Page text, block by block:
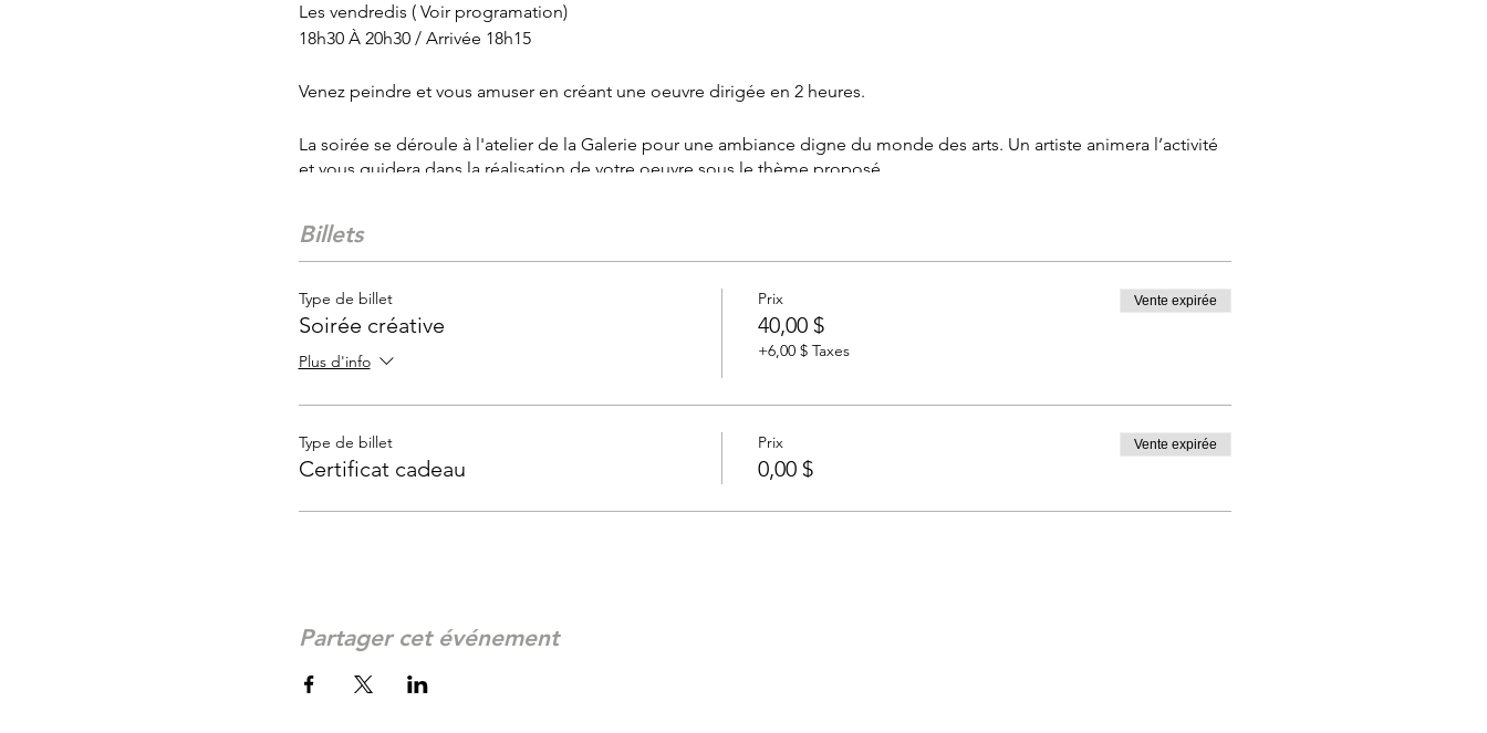
Les vendredis ( Voir programation)
18h30 À 20h30 / Arrivée 18h15
Venez peindre et vous amuser en créant une oeuvre dirigée en 2 heures.
La soirée se déroule à l'atelier de la Galerie pour une ambiance digne du monde des arts. Un artiste animera l’activité
et vous guidera dans la réalisation de votre oeuvre sous le thème proposé.
Coût de 40$ plus taxes
Vous avez droit à 2 consommations
Nous vous conseillions de porter un tablier ou des vêtements pouvant être tâchés.
Vous pouvez vendre votre billet.
Billets
Type de billet
Soirée créative
Plus d'info
Prix
40,00 $
+6,00 $ Taxes
Vente expirée
Type de billet
Certificat cadeau
Prix
0,00 $
Vente expirée
Partager cet événement